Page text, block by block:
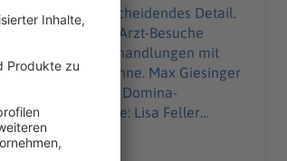
ein entscheidendes Detail.
sind sogar die Arzt-Besuche
nimmt ihre Heilbehandlungen mit
blutet auf der Bühne. Max Giesinger
nah dran an einer Domina-